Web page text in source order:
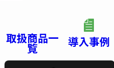
取扱商品一
覧 導入事例